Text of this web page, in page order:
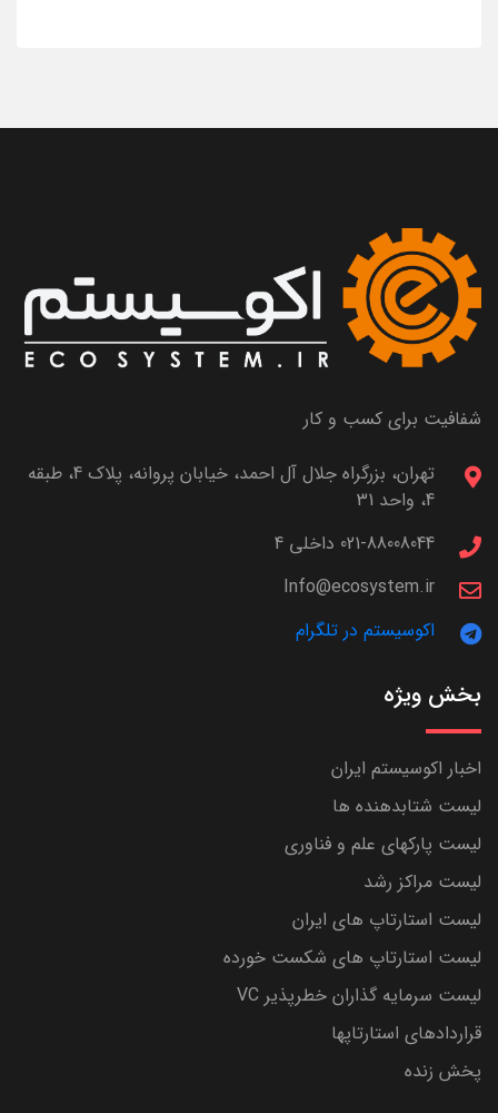
شفافیت برای کسب و کار
تهران، بزرگراه جلال آل احمد، خیابان پروانه، پلاک 4، طبقه
4، واحد 31
021-88008044 داخلی 4
Info@ecosystem.ir
اکوسیستم در تلگرام
بخش ویژه
اخبار اکوسیستم ایران
لیست شتابدهنده ها
لیست پارکهای علم و فناوری
لیست مراکز رشد
لیست استارتاپ های ایران
لیست استارتاپ های شکست خورده
لیست سرمایه گذاران خطرپذیر VC
قراردادهای استارتاپها
پخش زنده